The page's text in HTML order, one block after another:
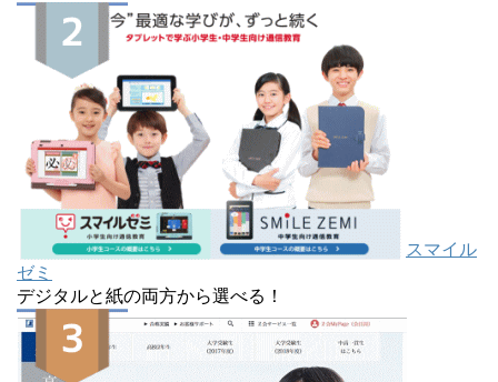
スマイル
ゼミ
デジタルと紙の両方から選べる！